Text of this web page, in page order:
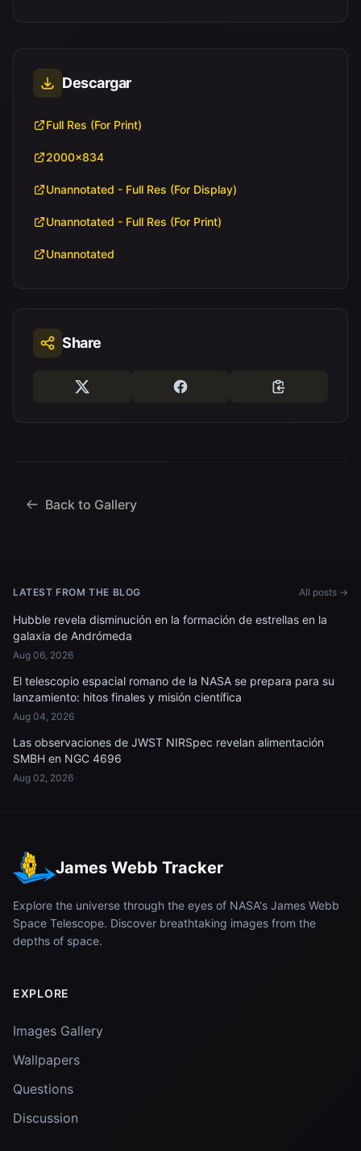
Descargar
Full Res (For Print)
2000x834
Unannotated - Full Res (For Display)
Unannotated - Full Res (For Print)
Unannotated
Share
Back to Gallery
LATEST FROM THE BLOG All posts →
Hubble revela disminución en la formación de estrellas en la
galaxia de Andrómeda
Aug 06, 2026
El telescopio espacial romano de la NASA se prepara para su
lanzamiento: hitos finales y misión científica
Aug 04, 2026
Las observaciones de JWST NIRSpec revelan alimentación
SMBH en NGC 4696
Aug 02, 2026
James Webb Tracker
Explore the universe through the eyes of NASA's James Webb
Space Telescope. Discover breathtaking images from the
depths of space.
EXPLORE
Images Gallery
Wallpapers
Questions
Discussion